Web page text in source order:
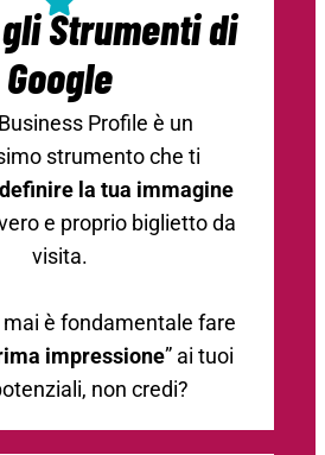
Strumenti di
Google
Profile è un
strumento che ti
definire la tua immagine
e proprio biglietto da
visita.
mai è fondamentale fare
impressione” ai tuoi
non credi?